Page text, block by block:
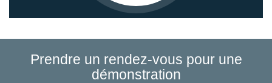
Prendre un rendez-vous pour une
démonstration